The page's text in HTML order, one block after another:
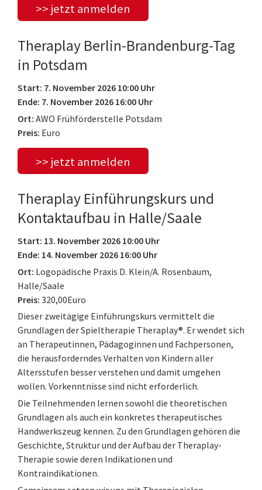
>> jetzt anmelden
Theraplay Berlin-Brandenburg-Tag
in Potsdam
Start: 7. November 2026 10:00 Uhr
Ende: 7. November 2026 16:00 Uhr
Ort: AWO Frühförderstelle Potsdam
Preis: Euro
>> jetzt anmelden
Theraplay Einführungskurs und
Kontaktaufbau in Halle/Saale
Start: 13. November 2026 10:00 Uhr
Ende: 14. November 2026 16:00 Uhr
Ort: Logopädische Praxis D. Klein/A. Rosenbaum,
Halle/Saale
Preis: 320,00Euro
Dieser zweitägige Einführungskurs vermittelt die
Grundlagen der Spieltherapie Theraplay®. Er wendet sich
an Therapeutinnen, Pädagoginnen und Fachpersonen,
die herausforderndes Verhalten von Kindern aller
Altersstufen besser verstehen und damit umgehen
wollen. Vorkenntnisse sind nicht erforderlich.
Die Teilnehmenden lernen sowohl die theoretischen
Grundlagen als auch ein konkretes therapeutisches
Handwerkszeug kennen. Zu den Grundlagen gehören die
Geschichte, Struktur und der Aufbau der Theraplay-
Therapie sowie deren Indikationen und
Kontraindikationen.